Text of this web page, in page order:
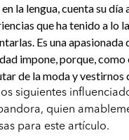
la lengua, cuenta su
que ha tenido a lo
Es una
impone, porque,
de la moda y vestirnos
siguientes
quien
para este artículo.